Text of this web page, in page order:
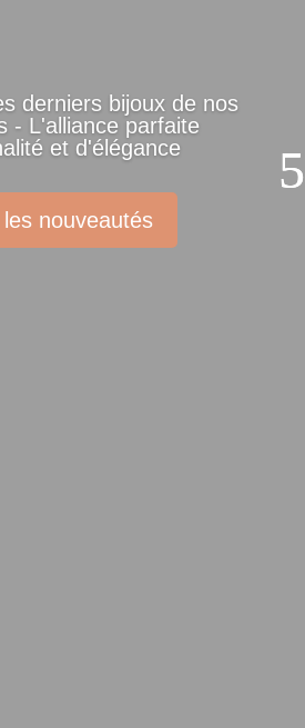
derniers bijoux de nos
- L'alliance parfaite
et d'élégance
les nouveautés